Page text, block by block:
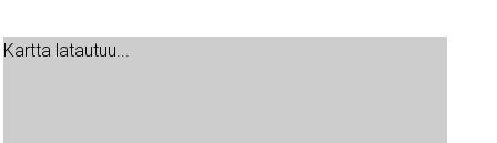
Kartta latautuu...